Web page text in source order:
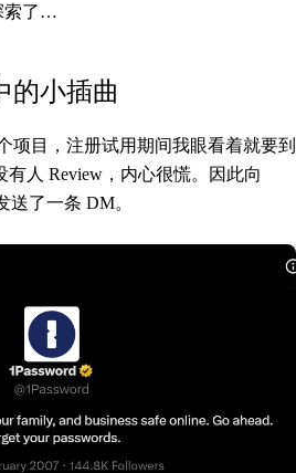
索了…
的小插曲
项目，注册试用期间我眼看着就要到
人 Review，内心很慌。因此向
送了一条 DM。